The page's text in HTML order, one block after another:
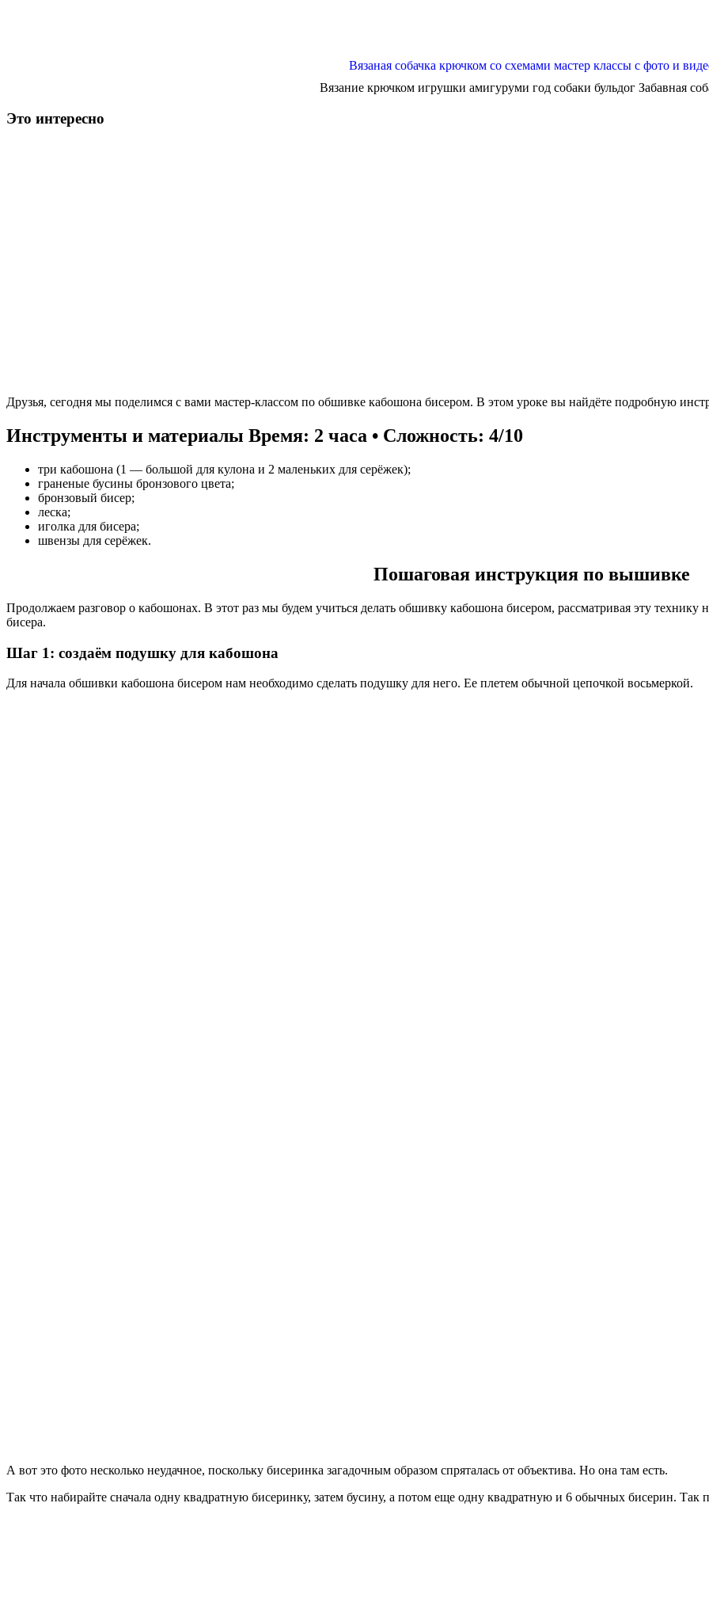
Вязаная собачка крючком со схемами мастер классы с фото и
Вязание крючком игрушки амигуруми год собаки бульдог Забавная
Это интересно
Друзья, сегодня мы поделимся с вами мастер-классом по обшивке кабошона бисером. В этом уроке вы найдёте подробную
Инструменты и материалы Время: 2 часа • Сложность: 4/10
три кабошона (1 — большой для кулона и 2 маленьких для серёжек);
граненые бусины бронзового цвета;
бронзовый бисер;
леска;
иголка для бисера;
швензы для серёжек.
Пошаговая инструкция по вышивке
Продолжаем разговор о кабошонах. В этот раз мы будем учиться делать обшивку кабошона бисером, рассматривая эту
бисера.
Шаг 1: создаём подушку для кабошона
Для начала обшивки кабошона бисером нам необходимо сделать подушку для него. Ее плетем обычной цепочкой восьмеркой.
А вот это фото несколько неудачное, поскольку бисеринка загадочным образом спряталась от объектива. Но она там есть.
Так что набирайте сначала одну квадратную бисеринку, затем бусину, а потом еще одну квадратную и 6 обычных бисерин. Так